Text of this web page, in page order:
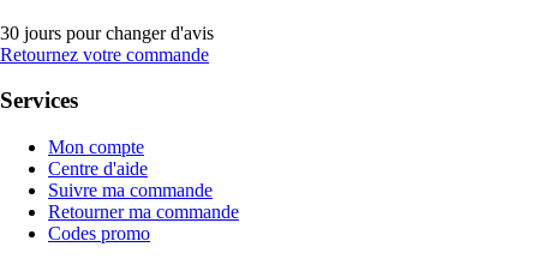
30 jours pour changer d'avis
Retournez votre commande
Services
Mon compte
Centre d'aide
Suivre ma commande
Retourner ma commande
Codes promo